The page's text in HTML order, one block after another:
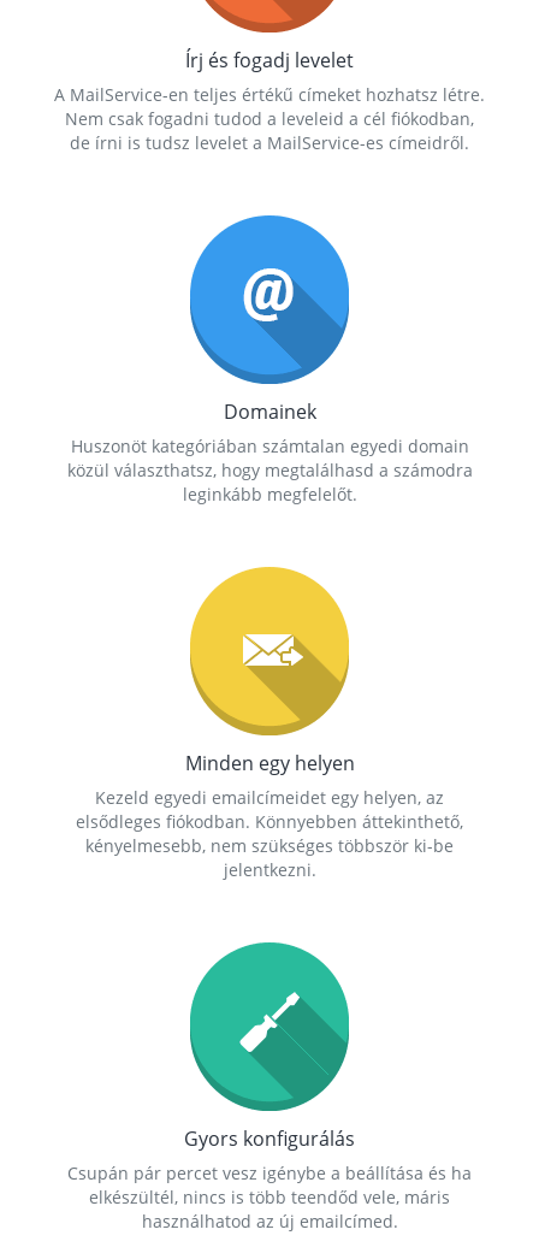
Írj és fogadj levelet
A MailService-en teljes értékű címeket hozhatsz létre.
Nem csak fogadni tudod a leveleid a cél fiókodban,
de írni is tudsz levelet a MailService-es címeidről.
Domainek
Huszonöt kategóriában számtalan egyedi domain
közül választhatsz, hogy megtalálhasd a számodra
leginkább megfelelőt.
Minden egy helyen
Kezeld egyedi emailcímeidet egy helyen, az
elsődleges fiókodban. Könnyebben áttekinthető,
kényelmesebb, nem szükséges többször ki-be
jelentkezni.
Gyors konfigurálás
Csupán pár percet vesz igénybe a beállítása és ha
elkészültél, nincs is több teendőd vele, máris
használhatod az új emailcímed.